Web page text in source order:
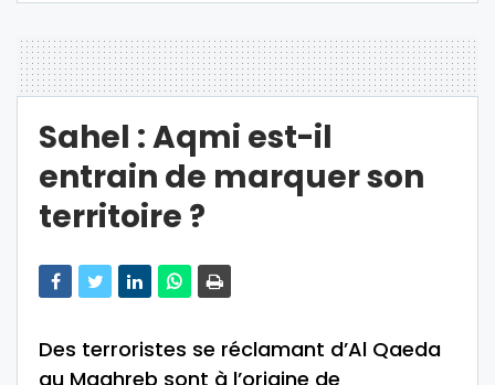
Sahel : Aqmi est-il
entrain de marquer son
territoire ?
Des terroristes se réclamant d’Al Qaeda
au Maghreb sont à l’origine de